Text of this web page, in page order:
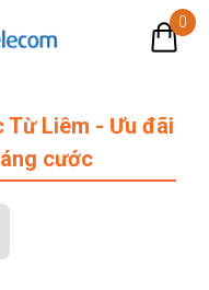
0
Từ Liêm - Ưu đãi
cước